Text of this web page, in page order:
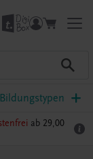
Bildungstypen
ab 29,00